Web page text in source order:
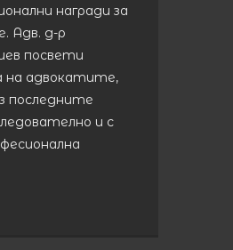
награди за
Адв. д-р
посвети
на адвокатите,
последните
и с